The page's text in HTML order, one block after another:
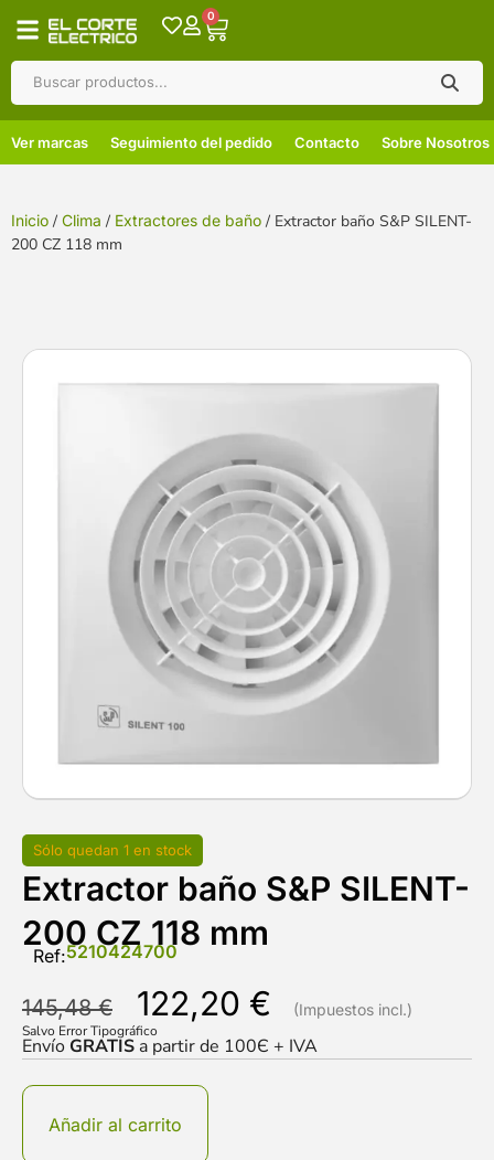
0
Ver marcas Seguimiento del pedido Contacto Sobre Nosotros
Inicio / Clima / Extractores de baño / Extractor baño S&P SILENT-
200 CZ 118 mm
Sólo quedan 1 en stock
Extractor baño S&P SILENT-
200 CZ 118 mm
Ref:5210424700
145,48€ 122,20 €
Salvo Error Tipográfico
EnvíoGRATIS a partir de 100Є + IVA
Añadir al carrito